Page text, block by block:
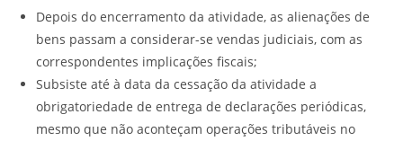
Depois do encerramento da atividade, as alienações de
bens passam a considerar-se vendas judiciais, com as
correspondentes implicações fiscais;
Subsiste até à data da cessação da atividade a
obrigatoriedade de entrega de declarações periódicas,
mesmo que não aconteçam operações tributáveis no